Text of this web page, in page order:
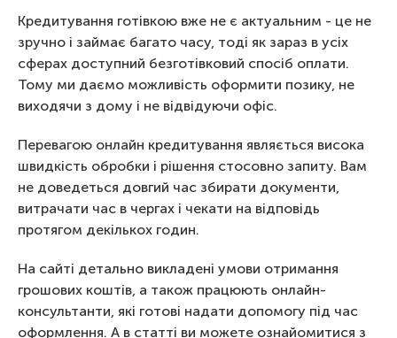
Кредитування готівкою вже не є актуальним - це не
зручно і займає багато часу, тоді як зараз в усіх
сферах доступний безготівковий спосіб оплати.
Тому ми даємо можливість оформити позику, не
виходячи з дому і не відвідуючи офіс.
Перевагою онлайн кредитування являється висока
швидкість обробки і рішення стосовно запиту. Вам
не доведеться довгий час збирати документи,
витрачати час в чергах і чекати на відповідь
протягом декількох годин.
На сайті детально викладені умови отримання
грошових коштів, а також працюють онлайн-
консультанти, які готові надати допомогу під час
оформлення. А в статті ви можете ознайомитися з